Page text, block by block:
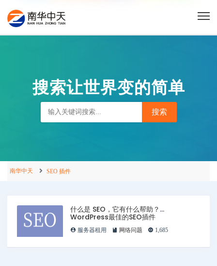
搜索让世界变的简单
南华中天 SEO 插件
什么是 SEO，它有什么帮助？
WordPress最佳的SEO插件
服务器租用 网络问题 1,685